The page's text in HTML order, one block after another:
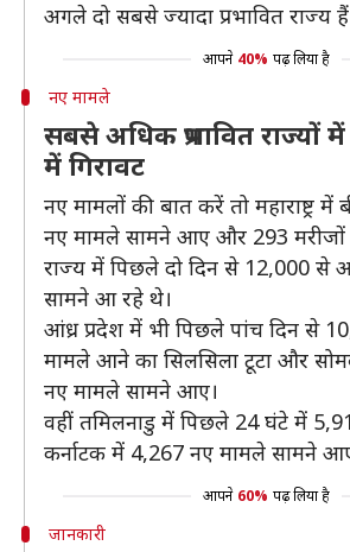
अगले दो सबसे ज्यादा प्रभावित राज्य
आपने 40% पढ़ लिया है
नए मामले
सबसे अधिक प्रभावित राज्यों
में गिरावट
नए मामलों की बात करें तो महाराष्ट्र में
नए मामले सामने आए और 293 मरीजों
राज्य में पिछले दो दिन से 12,000 से
सामने आ रहे थे।
आंध्र प्रदेश में भी पिछले पांच दिन से
मामले आने का सिलसिला टूटा और
नए मामले सामने आए।
वहीं तमिलनाडु में पिछले 24 घंटे में
कर्नाटक में 4,267 नए मामले सामने
आपने 60% पढ़ लिया है
जानकारी